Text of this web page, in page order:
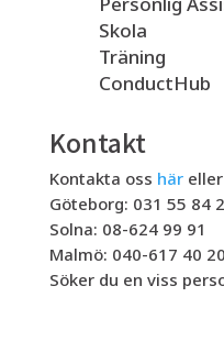
Skola
Träning
ConductHub
Kontakt
Kontakta oss häreller
Göteborg: 031 55 84
Solna: 08-624 99 91
Malmö: 040-617 40 20
Söker du en viss